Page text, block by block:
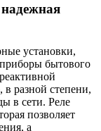
установки,
бытового
разной степени,
в сети. Реле
позволяет
а